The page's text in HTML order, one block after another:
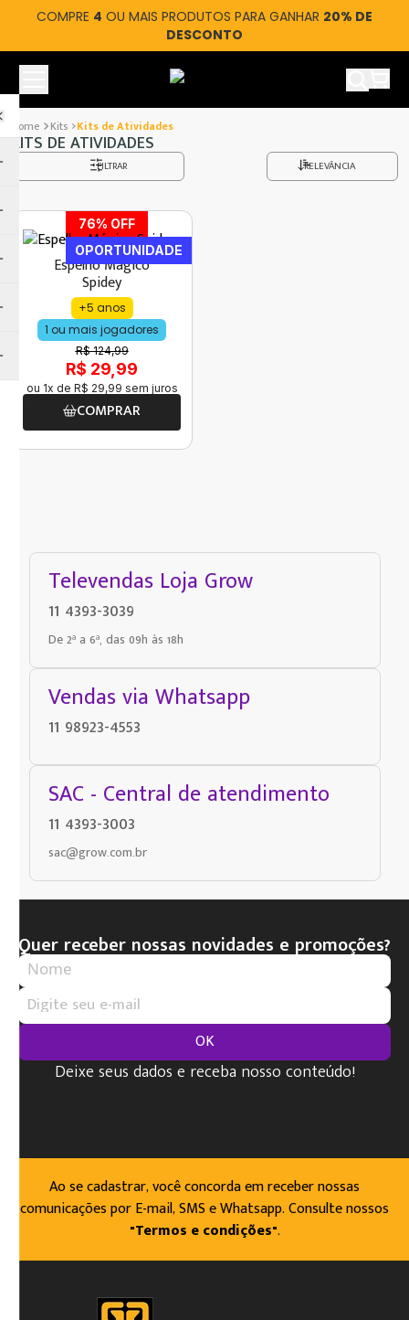
COMPRE 4 OU MAIS PRODUTOS PARA GANHAR 20% DE
DESCONTO
Ver
Kits Kits de Atividades
KITS DE ATIVIDADES
FILTRAR RELEVÂNCIA
76% OFF
OPORTUNIDADE
Espelho Mágico
Spidey
+5 anos
1 ou mais jogadores
R$ 124,99
R$ 29,99
ou 1x de R$ 29,99 sem juros
COMPRAR
Televendas Loja Grow
11 4393-3039
De 2ª a 6ª, das 09h às 18h
Vendas via Whatsapp
11 98923-4553
SAC - Central de atendimento
11 4393-3003
sac@grow.com.br
Quer receber nossas novidades e promoções?
OK
Deixe seus dados e receba nosso conteúdo!
Ao se cadastrar, você concorda em receber nossas
comunicações por E-mail, SMS e Whatsapp. Consulte nossos
"Termos e condições".